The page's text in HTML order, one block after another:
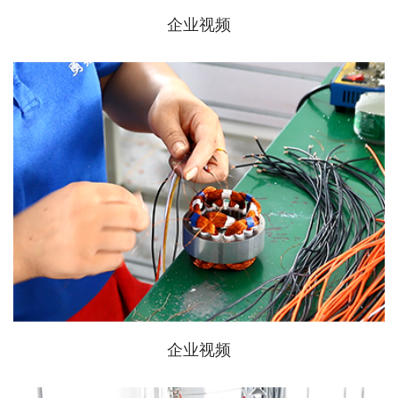
企业视频
企业视频